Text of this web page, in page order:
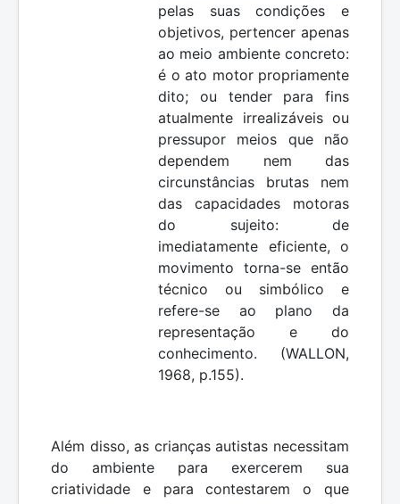
pelas suas condições e
objetivos, pertencer apenas
ao meio ambiente concreto:
é o ato motor propriamente
dito; ou tender para fins
atualmente irrealizáveis ou
pressupor meios que não
dependem nem das
circunstâncias brutas nem
das capacidades motoras
do sujeito: de
imediatamente eficiente, o
movimento torna-se então
técnico ou simbólico e
refere-se ao plano da
representação e do
conhecimento. (WALLON,
1968, p.155).
Além disso, as crianças autistas necessitam
do ambiente para exercerem sua
criatividade e para contestarem o que